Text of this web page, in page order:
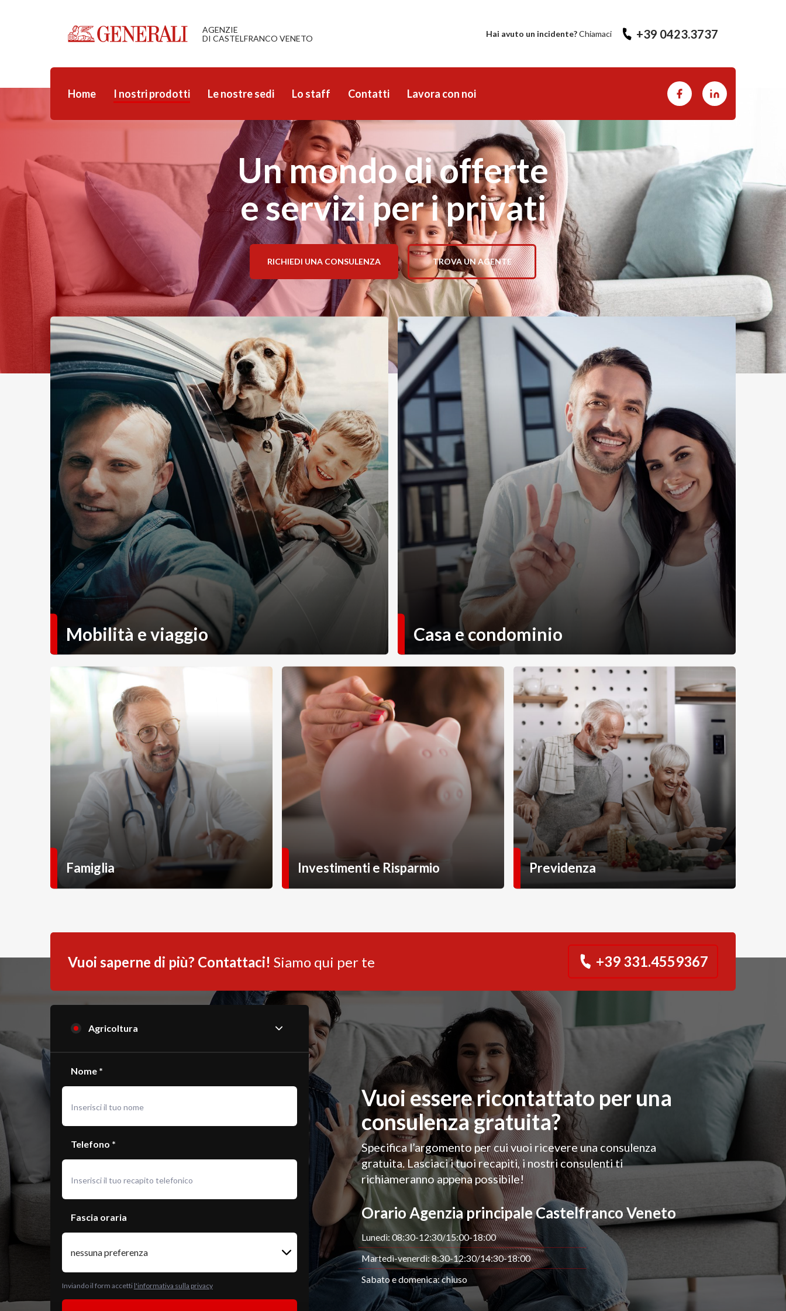
AGENZIE
DI CASTELFRANCO VENETO
Hai avuto un incidente?Chiamaci +39 0423.3737
Home I nostri prodotti Le nostre sedi Lo staff Contatti Lavora con noi
Un mondo di offerte
e servizi per i privati
RICHIEDI UNA CONSULENZA TROVA UN AGENTE
Mobilità e viaggio Casa e condominio
Famiglia Investimenti e Risparmio Previdenza
Vuoi saperne di più? Contattaci! Siamo qui per te +39 331.4559367
Vuoi essere ricontattato per una
consulenza gratuita?
Specifica l’argomento per cui vuoi ricevere una consulenza
gratuita. Lasciaci i tuoi recapiti, i nostri consulenti ti
richiameranno appena possibile!
Orario Agenzia principale Castelfranco Veneto
Lunedì: 08:30-12:30/15:00-18:00
Martedì-venerdì: 8:30-12:30/14:30-18:00
Sabato e domenica: chiuso
Ci sono degli errori.
Controlla il form, i campi con * sono obbigatori
Nome *
Telefono *
Fascia oraria
Inviando il form accetti l'informativa sulla privacy